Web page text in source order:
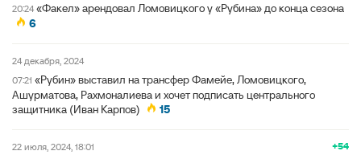
20:24 «Факел» арендовал Ломовицкого у «Рубина» до конца сезона
6
24 декабря, 2024
07:21 «Рубин» выставил на трансфер Фамейе, Ломовицкого,
Ашурматова, Рахмоналиева и хочет подписать центрального
защитника (Иван Карпов)
15
+54
22 июля, 2024, 18:01